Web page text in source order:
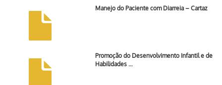
Manejo do Paciente com Diarreia – Cartaz
Promoção do Desenvolvimento Infantil e de
Habilidades …